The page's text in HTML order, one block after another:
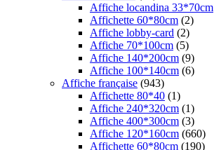
Affiche locandina 33*70cm
Affichette 60*80cm (2)
Affiche lobby-card (2)
Affiche 70*100cm (5)
Affiche 140*200cm (9)
Affiche 100*140cm (6)
Affiche française (943)
Affichette 80*40 (1)
Affiche 240*320cm (1)
Affiche 400*300cm (3)
Affiche 120*160cm (660)
Affichette 60*80cm (190)